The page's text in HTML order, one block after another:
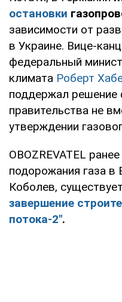
остановки
зависимости от
в Украине. Вице-
федеральный
климата Роберт
поддержал решение
правительства не
утверждении
OBOZREVATEL
подорожания газа в
Коболев,
завершение
потока-2".